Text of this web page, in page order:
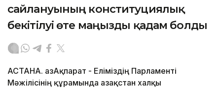
сайлануының конституциялық
бекітілуі өте маңызды қадам болды
АСТАНА. ҚазАқпарат - Еліміздің Парламенті
Мәжілісінің құрамында Қазақстан халқы